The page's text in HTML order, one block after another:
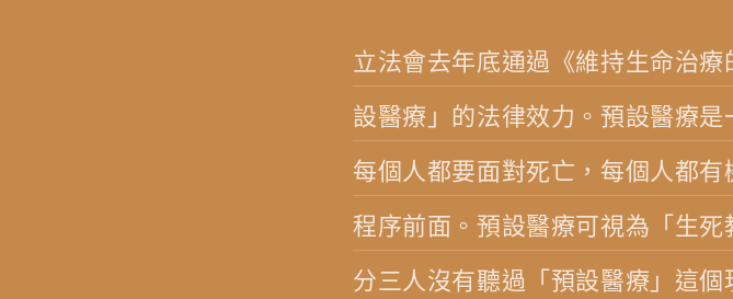
立法會去年底通過《維持生命治
設醫療」的法律效力。預設醫療
每個人都要面對死亡，每個人都
程序前面。預設醫療可視為「生
分三人沒有聽過「預設醫療」這